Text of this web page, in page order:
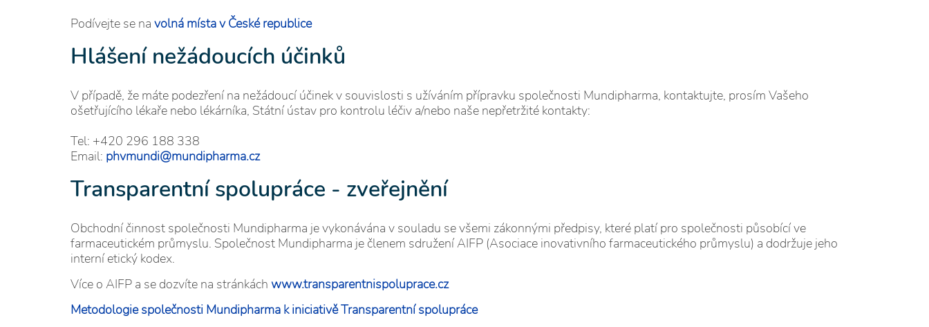
Podívejte se na volná místa v České republice
Hlášení nežádoucích účinků
V případě, že máte podezření na nežádoucí účinek v souvislosti s užíváním přípravku společnosti Mundipharma, kontaktujte, prosím Vašeho
ošetřujícího lékaře nebo lékárníka, Státní ústav pro kontrolu léčiv a/nebo naše nepřetržité kontakty:
Tel: +420 296 188 338
Email: phvmundi@mundipharma.cz
Transparentní spolupráce - zveřejnění
Obchodní činnost společnosti Mundipharma je vykonávána v souladu se všemi zákonnými předpisy, které platí pro společnosti působící ve
farmaceutickém průmyslu. Společnost Mundipharma je členem sdružení AIFP (Asociace inovativního farmaceutického průmyslu) a dodržuje jeho
interní etický kodex.
Více o AIFP a se dozvíte na stránkách www.transparentnispoluprace.cz
Metodologie společnosti Mundipharma k iniciativě Transparentní spolupráce